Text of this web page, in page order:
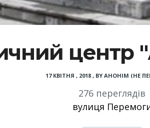
центр
17 КВІТНЯ , 2018 , BY АНОНІМ (НЕ
276 переглядів
вулиця